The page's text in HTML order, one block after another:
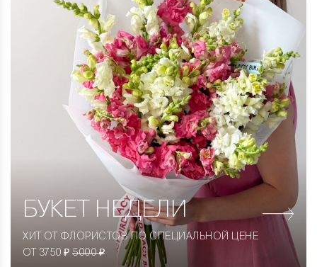
БУКЕТ НЕДЕЛИ
ХИТ ОТ ФЛОРИСТОВ ПО СПЕЦИАЛЬНОЙ ЦЕНЕ
ОТ 3750 ₽ 5000 ₽